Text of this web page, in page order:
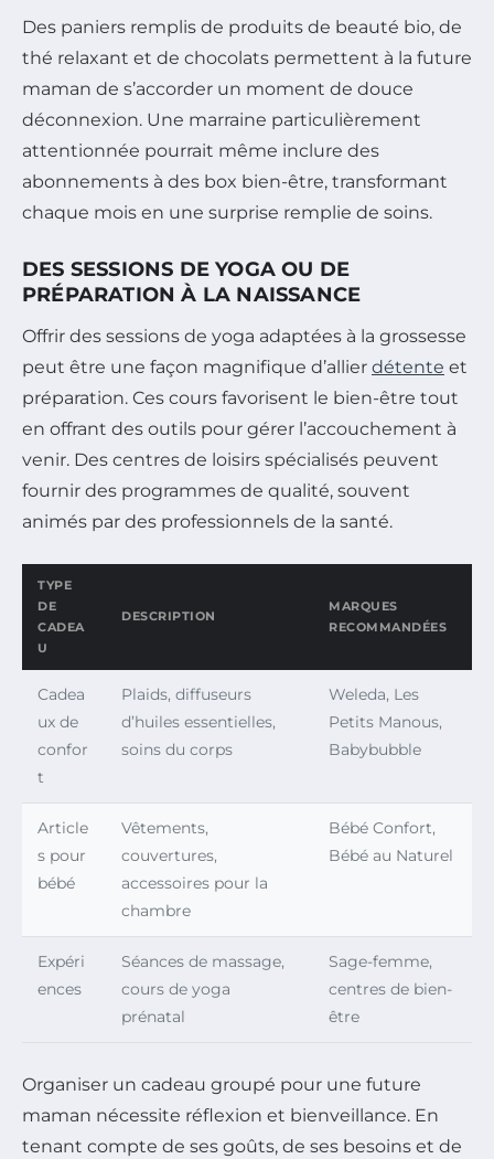
Des paniers remplis de produits de beauté bio, de
thé relaxant et de chocolats permettent à la future
maman de s’accorder un moment de douce
déconnexion. Une marraine particulièrement
attentionnée pourrait même inclure des
abonnements à des box bien-être, transformant
chaque mois en une surprise remplie de soins.
DES SESSIONS DE YOGA OU DE
PRÉPARATION À LA NAISSANCE
Offrir des sessions de yoga adaptées à la grossesse
peut être une façon magnifique d’allier détente et
préparation. Ces cours favorisent le bien-être tout
en offrant des outils pour gérer l’accouchement à
venir. Des centres de loisirs spécialisés peuvent
fournir des programmes de qualité, souvent
animés par des professionnels de la santé.
TYPE
DE
CADEA
U
DESCRIPTION
MARQUES
RECOMMANDÉES
Cadea
ux de
confor
t
Plaids, diffuseurs
d’huiles essentielles,
soins du corps
Weleda, Les
Petits Manous,
Babybubble
Article
s pour
bébé
Vêtements,
couvertures,
accessoires pour la
chambre
Bébé Confort,
Bébé au Naturel
Expéri
ences
Séances de massage,
cours de yoga
prénatal
Sage-femme,
centres de bien-
être
Organiser un cadeau groupé pour une future
maman nécessite réflexion et bienveillance. En
tenant compte de ses goûts, de ses besoins et de